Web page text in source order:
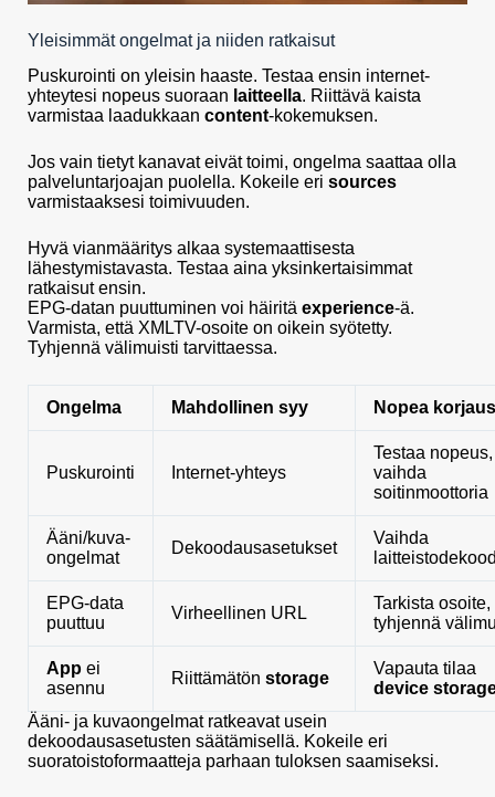
Yleisimmät ongelmat ja niiden ratkaisut
Puskurointi on yleisin haaste. Testaa ensin internet-
yhteytesi nopeus suoraan laitteella. Riittävä kaista
varmistaa laadukkaan content-kokemuksen.
Jos vain tietyt kanavat eivät toimi, ongelma saattaa olla
palveluntarjoajan puolella. Kokeile eri sources
varmistaaksesi toimivuuden.
Hyvä vianmääritys alkaa systemaattisesta
lähestymistavasta. Testaa aina yksinkertaisimmat
ratkaisut ensin.
EPG-datan puuttuminen voi häiritä experience-ä.
Varmista, että XMLTV-osoite on oikein syötetty.
Tyhjennä välimuisti tarvittaessa.
Ongelma Mahdollinen syy Nopea korjaus
Puskurointi Internet-yhteys
Testaa nopeus,
vaihda
soitinmoottoria
Ääni/kuva-
ongelmat
Dekoodausasetukset
Vaihda
EPG-data
puuttuu
Virheellinen URL
Tarkista osoite,
tyhjennä
App ei
asennu
Riittämätön storage
Vapauta tilaa
device
Ääni- ja kuvaongelmat ratkeavat usein
dekoodausasetusten säätämisellä. Kokeile eri
suoratoistoformaatteja parhaan tuloksen saamiseksi.